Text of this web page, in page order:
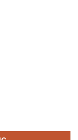
0.2A 45V SOT-